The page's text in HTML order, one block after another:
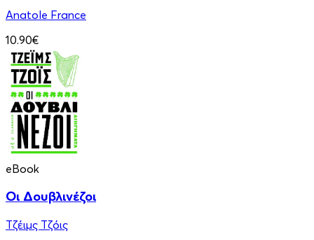
Anatole France
10.90€
eBook
Οι Δουβλινέζοι
Τζέιμς Τζόις